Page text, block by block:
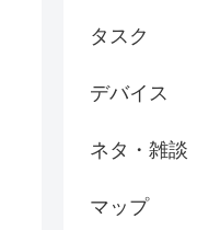
タスク
デバイス
ネタ・雑談
マップ